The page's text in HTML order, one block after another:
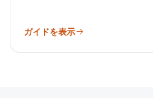
ガイドを表示